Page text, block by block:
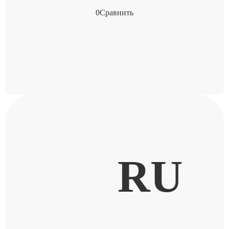
0Сравнить
RU